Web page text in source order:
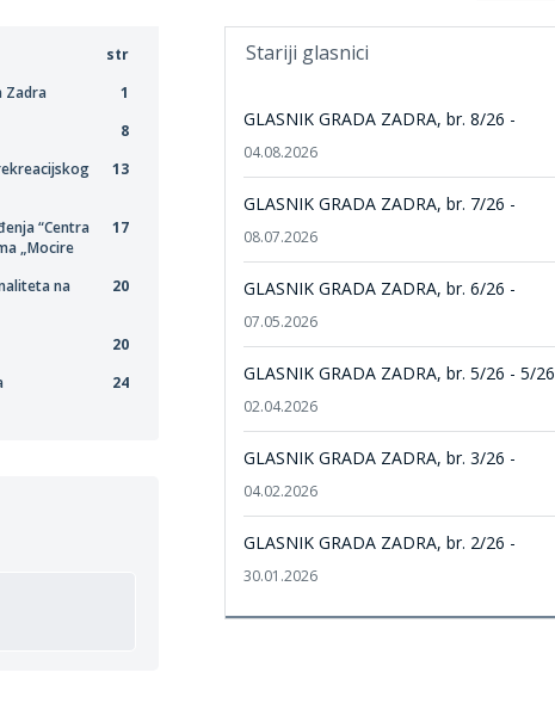
str
1
Zadra
8
13
17
“Centra
„Mocire
20
na
20
24
Stariji glasnici
GLASNIK GRADA ZADRA, br. 8/26 -
04.08.2026
GLASNIK GRADA ZADRA, br. 7/26 -
08.07.2026
GLASNIK GRADA ZADRA, br. 6/26 -
07.05.2026
GLASNIK GRADA ZADRA, br. 5/26 - 5/26
02.04.2026
GLASNIK GRADA ZADRA, br. 3/26 -
04.02.2026
GLASNIK GRADA ZADRA, br. 2/26 -
30.01.2026